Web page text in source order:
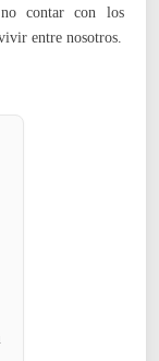
contar con los
entre nosotros.